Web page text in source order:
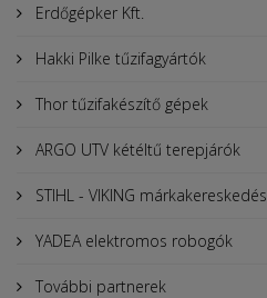
Erdőgépker Kft.
Hakki Pilke tűzifagyártók
Thor tűzifakészítő gépek
ARGO UTV kétéltű terepjárók
STIHL - VIKING márkakereskedés
YADEA elektromos robogók
További partnerek